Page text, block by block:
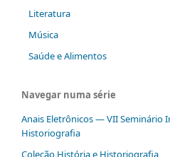
Literatura
Música
Saúde e Alimentos
Navegar numa série
Anais Eletrônicos — VII Seminário
Historiografia
Coleção História e Historiografia